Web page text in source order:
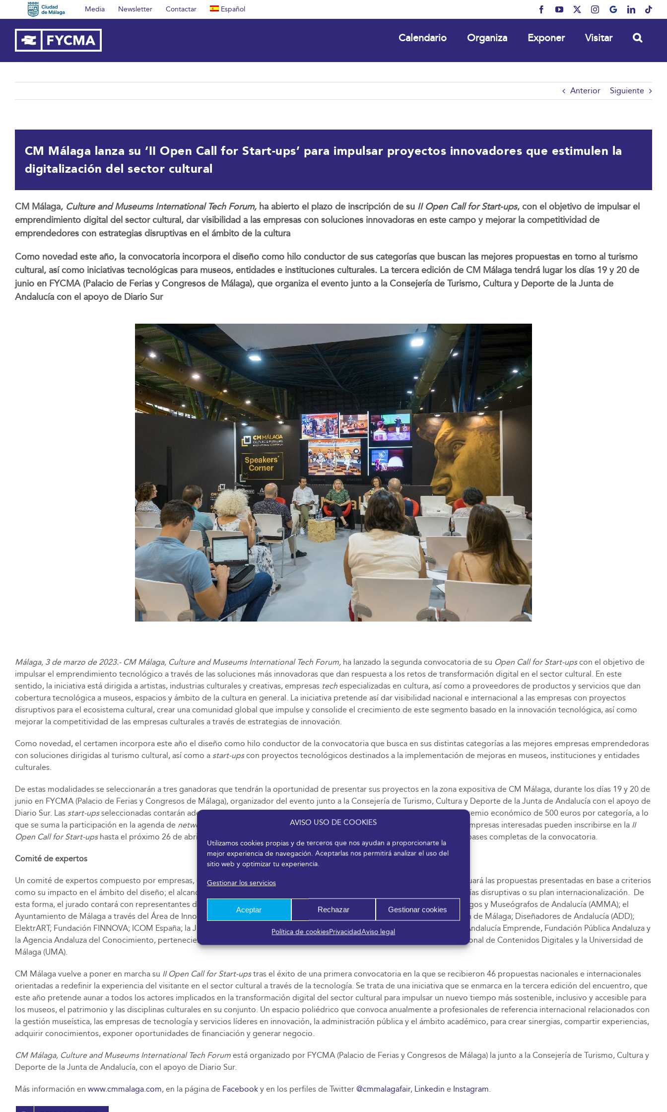
AVISO USO DE COOKIES
Utilizamos cookies propias y de terceros que nos ayudan a proporcionarte la
mejor experiencia de navegación. Aceptarlas nos permitirá analizar el uso del
sitio web y optimizar tu experiencia.
Gestionar los servicios
Aceptar Rechazar Gestionar cookies
Política de cookiesPrivacidadAviso legal
al
contenido
Media Newsletter Contactar Español FacebookYouTube Instagram
MyBusinessLinkedIn
Calendario Organiza Exponer Visitar
Anterior Siguiente
CM Málaga lanza su ‘II Open Call for Start-ups’ para impulsar proyectos innovadores que estimulen la
digitalización del sector cultural
CM Málaga, Culture and Museums International Tech Forum, ha abierto el plazo de inscripción de su II Open Call for Start-ups, con el objetivo de impulsar el
emprendimiento digital del sector cultural, dar visibilidad a las empresas con soluciones innovadoras en este campo y mejorar la competitividad de
emprendedores con estrategias disruptivas en el ámbito de la cultura
Como novedad este año, la convocatoria incorpora el diseño como hilo conductor de sus categorías que buscan las mejores propuestas en torno al turismo
cultural, así como iniciativas tecnológicas para museos, entidades e instituciones culturales. La tercera edición de CM Málaga tendrá lugar los días 19 y 20 de
junio en FYCMA (Palacio de Ferias y Congresos de Málaga), que organiza el evento junto a la Consejería de Turismo, Cultura y Deporte de la Junta de
Andalucía con el apoyo de Diario Sur
Málaga, 3 de marzo de 2023.- CM Málaga, Culture and Museums International Tech Forum, ha lanzado la segunda convocatoria de su Open Call for Start-upscon el objetivo de
impulsar el emprendimiento tecnológico a través de las soluciones más innovadoras que dan respuesta a los retos de transformación digital en el sector cultural. En este
sentido, la iniciativa está dirigida a artistas, industrias culturales y creativas, empresas techespecializadas en cultura, así como a proveedores de productos y servicios que dan
cobertura tecnológica a museos, espacios y ámbito de la cultura en general. La iniciativa pretende así dar visibilidad nacional e internacional a las empresas con proyectos
disruptivos para el ecosistema cultural, crear una comunidad global que impulse y consolide el crecimiento de este segmento basado en la innovación tecnológica, así como
mejorar la competitividad de las empresas culturales a través de estrategias de innovación.
Como novedad, el certamen incorpora este año el diseño como hilo conductor de la convocatoria que busca en sus distintas categorías a las mejores empresas emprendedoras
con soluciones dirigidas al turismo cultural, así como a start-upscon proyectos tecnológicos destinados a la implementación de mejoras en museos, instituciones y entidades
culturales.
De estas modalidades se seleccionarán a tres ganadoras que tendrán la oportunidad de presentar sus proyectos en la zona expositiva de CM Málaga, durante los días 19 y 20 de
junio en FYCMA (Palacio de Ferias y Congresos de Málaga), organizador del evento junto a la Consejería de Turismo, Cultura y Deporte de la Junta de Andalucía con el apoyo de
Diario Sur. Las start-upsseleccionadas contarán además con acciones específicas encaminadas a aumentar su visibilidad y un premio económico de 500 euros por categoría, a lo
que se suma la participación en la agenda de networking del encuentro para incrementar sus oportunidades de negocio. Las empresas interesadas pueden inscribirse en la II
Open Call for Start-upshasta el próximo 26 de abril a través de la , donde se pueden consultar además las bases completas de la convocatoria.
Comité de expertos
Un comité de expertos compuesto por empresas, entidades e instituciones tractoras de la digitalización el sector cultural evaluará las propuestas presentadas en base a criterios
como su impacto en el ámbito del diseño; el alcance y repercusión de sus audiencias; su nivel de innovación y uso de tecnologías disruptivas o su plan internacionalización. De
esta forma, el jurado contará con representantes de Acción Cultural Española (AC/E); Apuntes de Arte; Asociación de Museólogos y Museógrafos de Andalucía (AMMA); el
Ayuntamiento de Málaga a través del Área de Innovación y Digitalización Urbana y el Área de Turismo; Diario Sur; la Diputación de Málaga; Diseñadores de Andalucía (ADD);
ElektrART; Fundación FINNOVA; ICOM España; la Junta de Andalucía a través de la Consejería de Turismo, Cultura y Deporte; Andalucía Emprende, Fundación Pública Andaluza y
la Agencia Andaluza del Conocimiento, pertenecientes a la Consejería de Universidad, Investigación e Innovación; el Polo Nacional de Contenidos Digitales y la Universidad de
Málaga (UMA).
CM Málaga vuelve a poner en marcha su II Open Call for Start-upstras el éxito de una primera convocatoria en la que se recibieron 46 propuestas nacionales e internacionales
orientadas a redefinir la experiencia del visitante en el sector cultural a través de la tecnología. Se trata de una iniciativa que se enmarca en la tercera edición del encuentro, que
este año pretende aunar a todos los actores implicados en la transformación digital del sector cultural para impulsar un nuevo tiempo más sostenible, inclusivo y accesible para
los museos, el patrimonio y las disciplinas culturales en su conjunto. Un espacio poliédrico que convoca anualmente a profesionales de referencia internacional relacionados con
la gestión museística, las empresas de tecnología y servicios líderes en innovación, la administración pública y el ámbito académico, para crear sinergias, compartir experiencias,
adquirir conocimientos, exponer oportunidades de financiación y generar negocio.
CM Málaga, Culture and Museums International Tech Forumestá organizado por FYCMA (Palacio de Ferias y Congresos de Málaga) la junto a la Consejería de Turismo, Cultura y
Deporte de la Junta de Andalucía, con el apoyo de Diario Sur.
Más información en www.cmmalaga.com, en la página de Facebooky en los perfiles de Twitter @cmmalagafair, Linkedin e Instagram.